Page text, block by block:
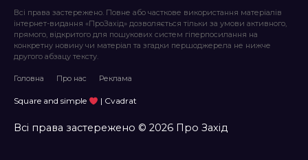
Всі права застережено. Повне або часткове використання матеріалів
інтернет-видання «ПроЗахід» дозволяється тільки за умови активного,
прямого, відкритого для пошукових систем гіперпосилання на
конкретну новину чи матеріал та згадки першоджерела не нижче
другого абзацу тексту.
Головна Про нас Реклама
Square and simple | Cvadrat
Всі права застережено © 2026 Про Захід